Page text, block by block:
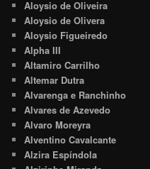
Aloysio de Oliveira
Aloysio de Olivera
Aloysio Figueiredo
Alpha III
Altamiro Carrilho
Altemar Dutra
Alvarenga e Ranchinho
Alvares de Azevedo
Alvaro Moreyra
Alventino Cavalcante
Alzira Espíndola